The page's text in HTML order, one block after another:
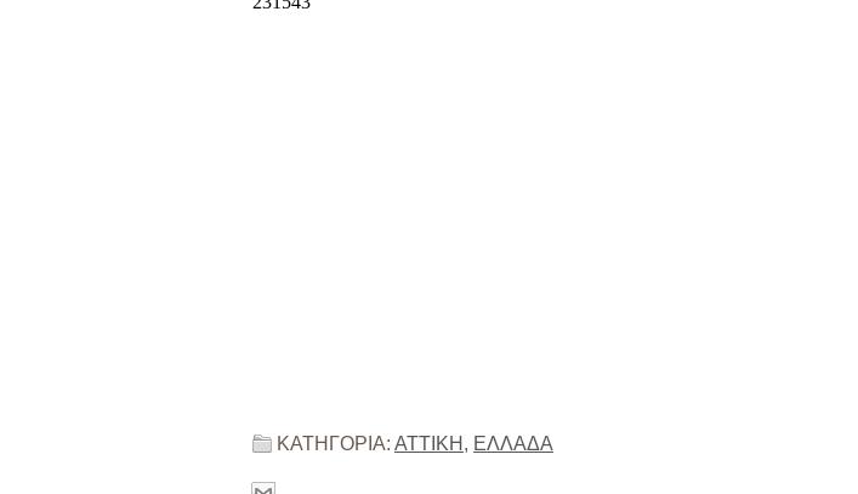
ΚΑΤΗΓΟΡΙΑ: ΑΤΤΙΚΗ , ΕΛΛΑΔΑ